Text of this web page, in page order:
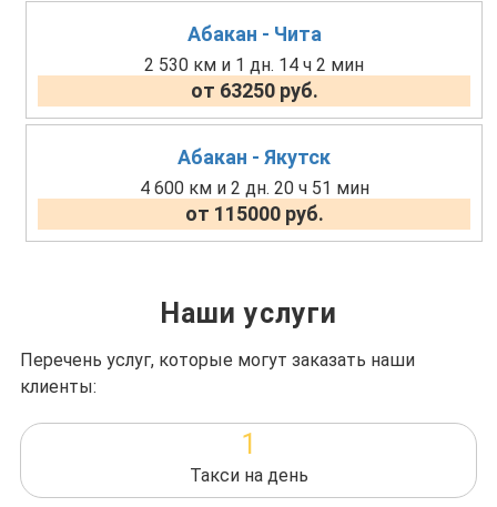
Абакан - Чита
2 530 км и 1 дн. 14 ч 2 мин
от 63250 руб.
Абакан - Якутск
4 600 км и 2 дн. 20 ч 51 мин
от 115000 руб.
Наши услуги
Перечень услуг, которые могут заказать наши
клиенты:
1
Такси на день